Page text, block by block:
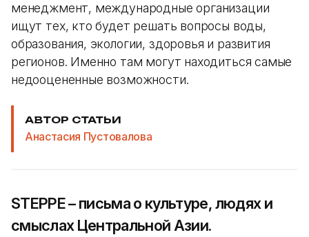
менеджмент, международные организации
ищут тех, кто будет решать вопросы воды,
образования, экологии, здоровья и развития
регионов. Именно там могут находиться самые
недооцененные возможности.
АВТОР СТАТЬИ
Анастасия Пустовалова
STEPPE – письма о культуре, людях и
смыслах Центральной Азии.